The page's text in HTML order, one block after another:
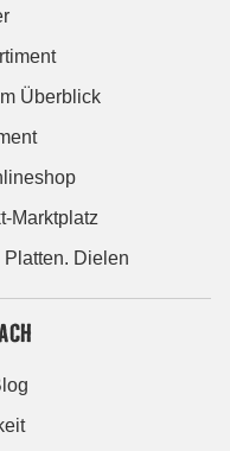
Überblick
Marktplatz
Dielen